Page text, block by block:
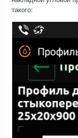
такого: